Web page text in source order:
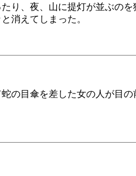
り、夜、山に提灯が並ぶのを
消えてしまった。
の目傘を差した女の人が目の